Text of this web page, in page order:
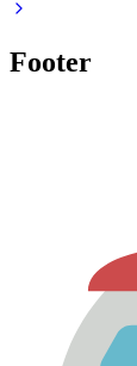
Footer